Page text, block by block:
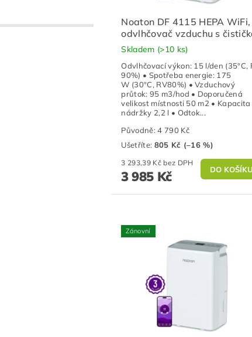
Noaton DF 4115 HEPA WiFi,
odvlhčovač vzduchu s
Skladem (>10 ks)
Odvlhčovací výkon: 15 l/den (35°C,
90%) • Spotřeba energie: 175
W (30°C, RV80%) • Vzduchový
průtok: 95 m3/hod • Doporučená
velikost místnosti 50 m2 • Kapacita
nádržky 2,2 l • Odtok...
Původně:4 790 Kč
Ušetříte: 805 Kč (–16 %)
3 293,39 Kč bez DPH
3 985 Kč
Zánovní